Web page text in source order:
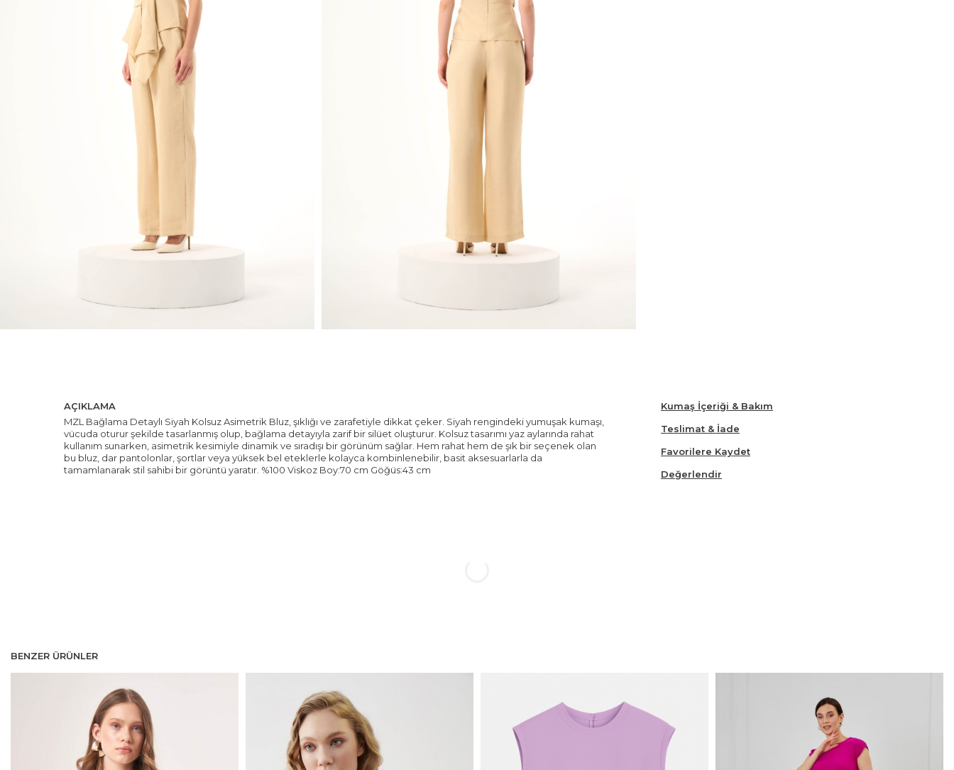
AÇIKLAMA
MZL Bağlama Detaylı Siyah Kolsuz Asimetrik Bluz, şıklığı ve zarafetiyle dikkat çeker. Siyah rengindeki yumuşak kumaşı,
vücuda oturur şekilde tasarlanmış olup, bağlama detayıyla zarif bir silüet oluşturur. Kolsuz tasarımı yaz aylarında rahat
kullanım sunarken, asimetrik kesimiyle dinamik ve sıradışı bir görünüm sağlar. Hem rahat hem de şık bir seçenek olan
bu bluz, dar pantolonlar, şortlar veya yüksek bel eteklerle kolayca kombinlenebilir, basit aksesuarlarla da
tamamlanarak stil sahibi bir görüntü yaratır. %100 Viskoz Boy:70 cm Göğüs:43 cm
Kumaş İçeriği & Bakım
Teslimat & İade
Favorilere Kaydet
Değerlendir
BENZER ÜRÜNLER